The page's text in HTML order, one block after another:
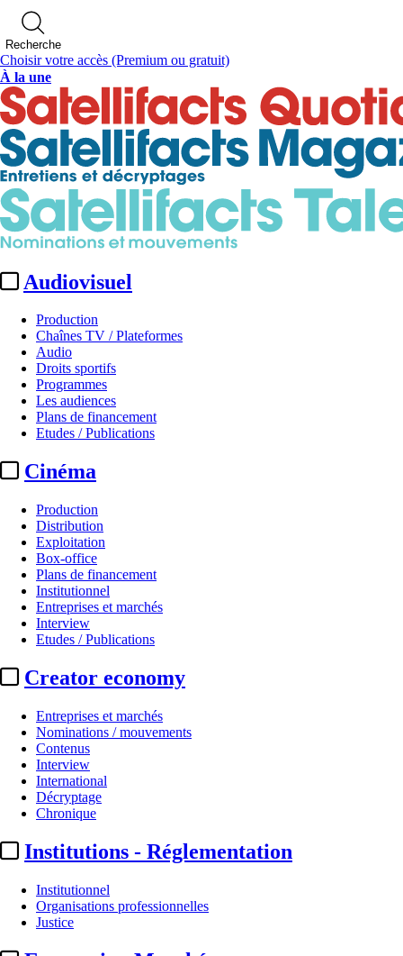
Recherche
Choisir votre accès (Premium ou gratuit)
À la une
Audiovisuel
Production
Chaînes TV / Plateformes
Audio
Droits sportifs
Programmes
Les audiences
Plans de financement
Etudes / Publications
Cinéma
Production
Distribution
Exploitation
Box-office
Plans de financement
Institutionnel
Entreprises et marchés
Interview
Etudes / Publications
Creator economy
Entreprises et marchés
Nominations / mouvements
Contenus
Interview
International
Décryptage
Chronique
Institutions - Réglementation
Institutionnel
Organisations professionnelles
Justice